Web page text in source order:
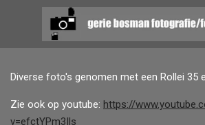
naar
hoofdinhoud
Diverse foto's genomen met een Rollei 35
Zie ook op youtube: https://
v=efctYPm3Ils